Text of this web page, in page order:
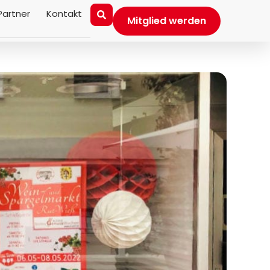
Kontakt
Mitglied werden